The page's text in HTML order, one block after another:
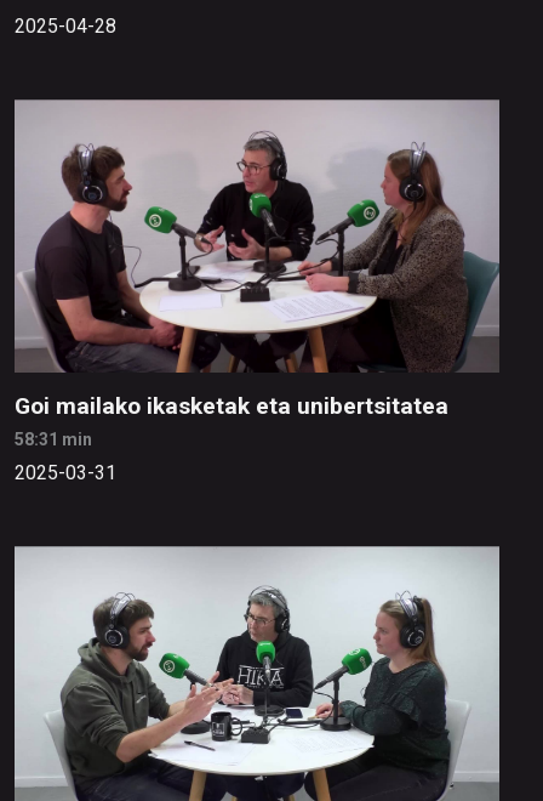
2025-04-28
Goi mailako ikasketak eta unibertsitatea
58:31 min
2025-03-31